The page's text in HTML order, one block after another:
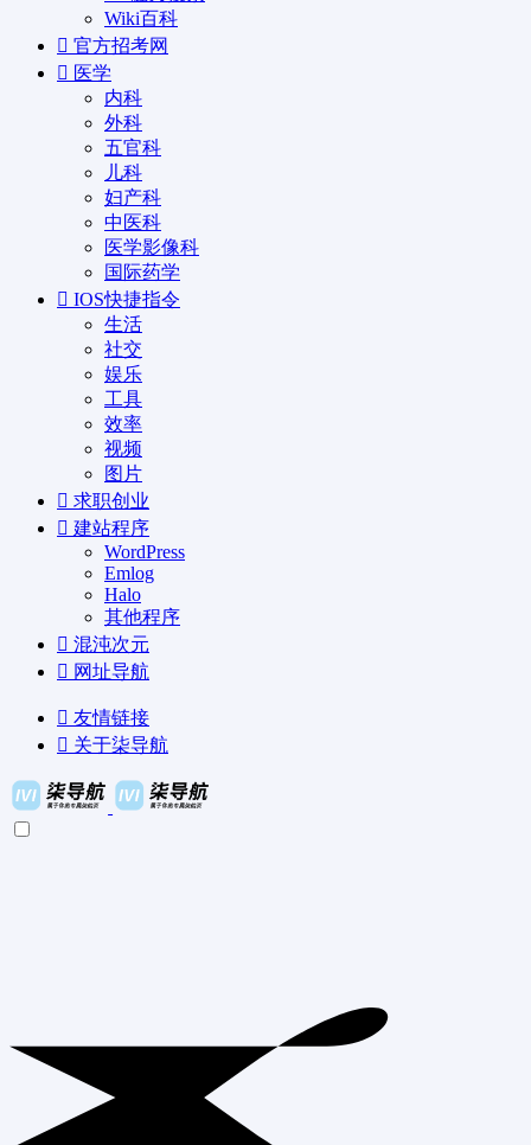
Wiki百科
官方招考网
医学
内科
外科
五官科
儿科
妇产科
中医科
医学影像科
国际药学
IOS快捷指令
生活
社交
娱乐
工具
效率
视频
图片
求职创业
建站程序
WordPress
Emlog
Halo
其他程序
混沌次元
网址导航
友情链接
关于柒导航